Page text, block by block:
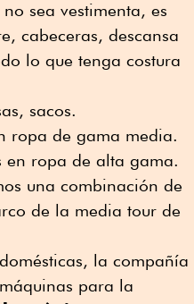
sea vestimenta, es
cabeceras, descansa
lo que tenga costura
sacos.
ropa de gama media.
en ropa de alta gama.
una combinación de
de la media tour de
la compañía
para la